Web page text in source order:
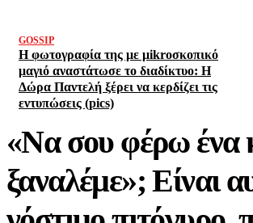
GOSSIP
Η φωτογραφία της με μikroσκοπικό
μαγιό αναστάτωσε το διαδίκτυο: Η
Δώρα Παντελή ξέρει να κερδίζει τις
εντυπώσεις (pics)
«Να σου φέρω ένα
ξαναλέμε»; Είναι